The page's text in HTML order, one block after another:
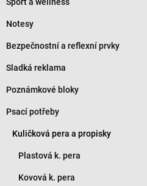
Notesy
Bezpečnostní a reflexní prvky
Sladká reklama
Poznámkové bloky
Psací potřeby
Kuličková pera a propisky
Plastová k. pera
Kovová k. pera